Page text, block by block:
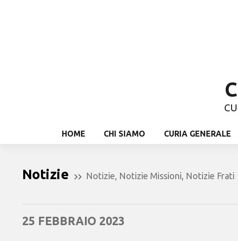
HOME CHI SIAMO CURIA GENERALE
Notizie Notizie Notizie Missioni Notizie Frati
25 FEBBRAIO 2023